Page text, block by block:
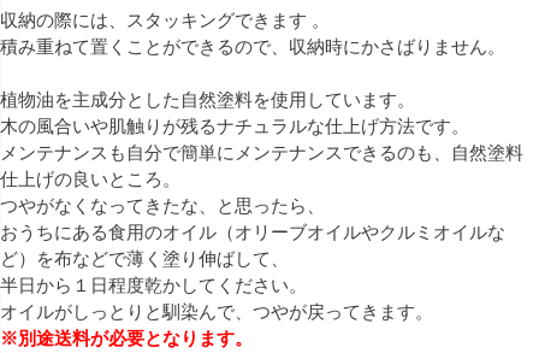
収納の際には、スタッキングできます 。
積み重ねて置くことができるので、収納時にかさばりません。
植物油を主成分とした自然塗料を使用しています。
木の風合いや肌触りが残るナチュラルな仕上げ方法です。
メンテナンスも自分で簡単にメンテナンスできるのも、自然塗料
仕上げの良いところ。
つやがなくなってきたな、と思ったら、
おうちにある食用のオイル（オリーブオイルやクルミオイルな
ど）を布などで薄く塗り伸ばして、
半日から１日程度乾かしてください。
オイルがしっとりと馴染んで、つやが戻ってきます。
※別途送料が必要となります。